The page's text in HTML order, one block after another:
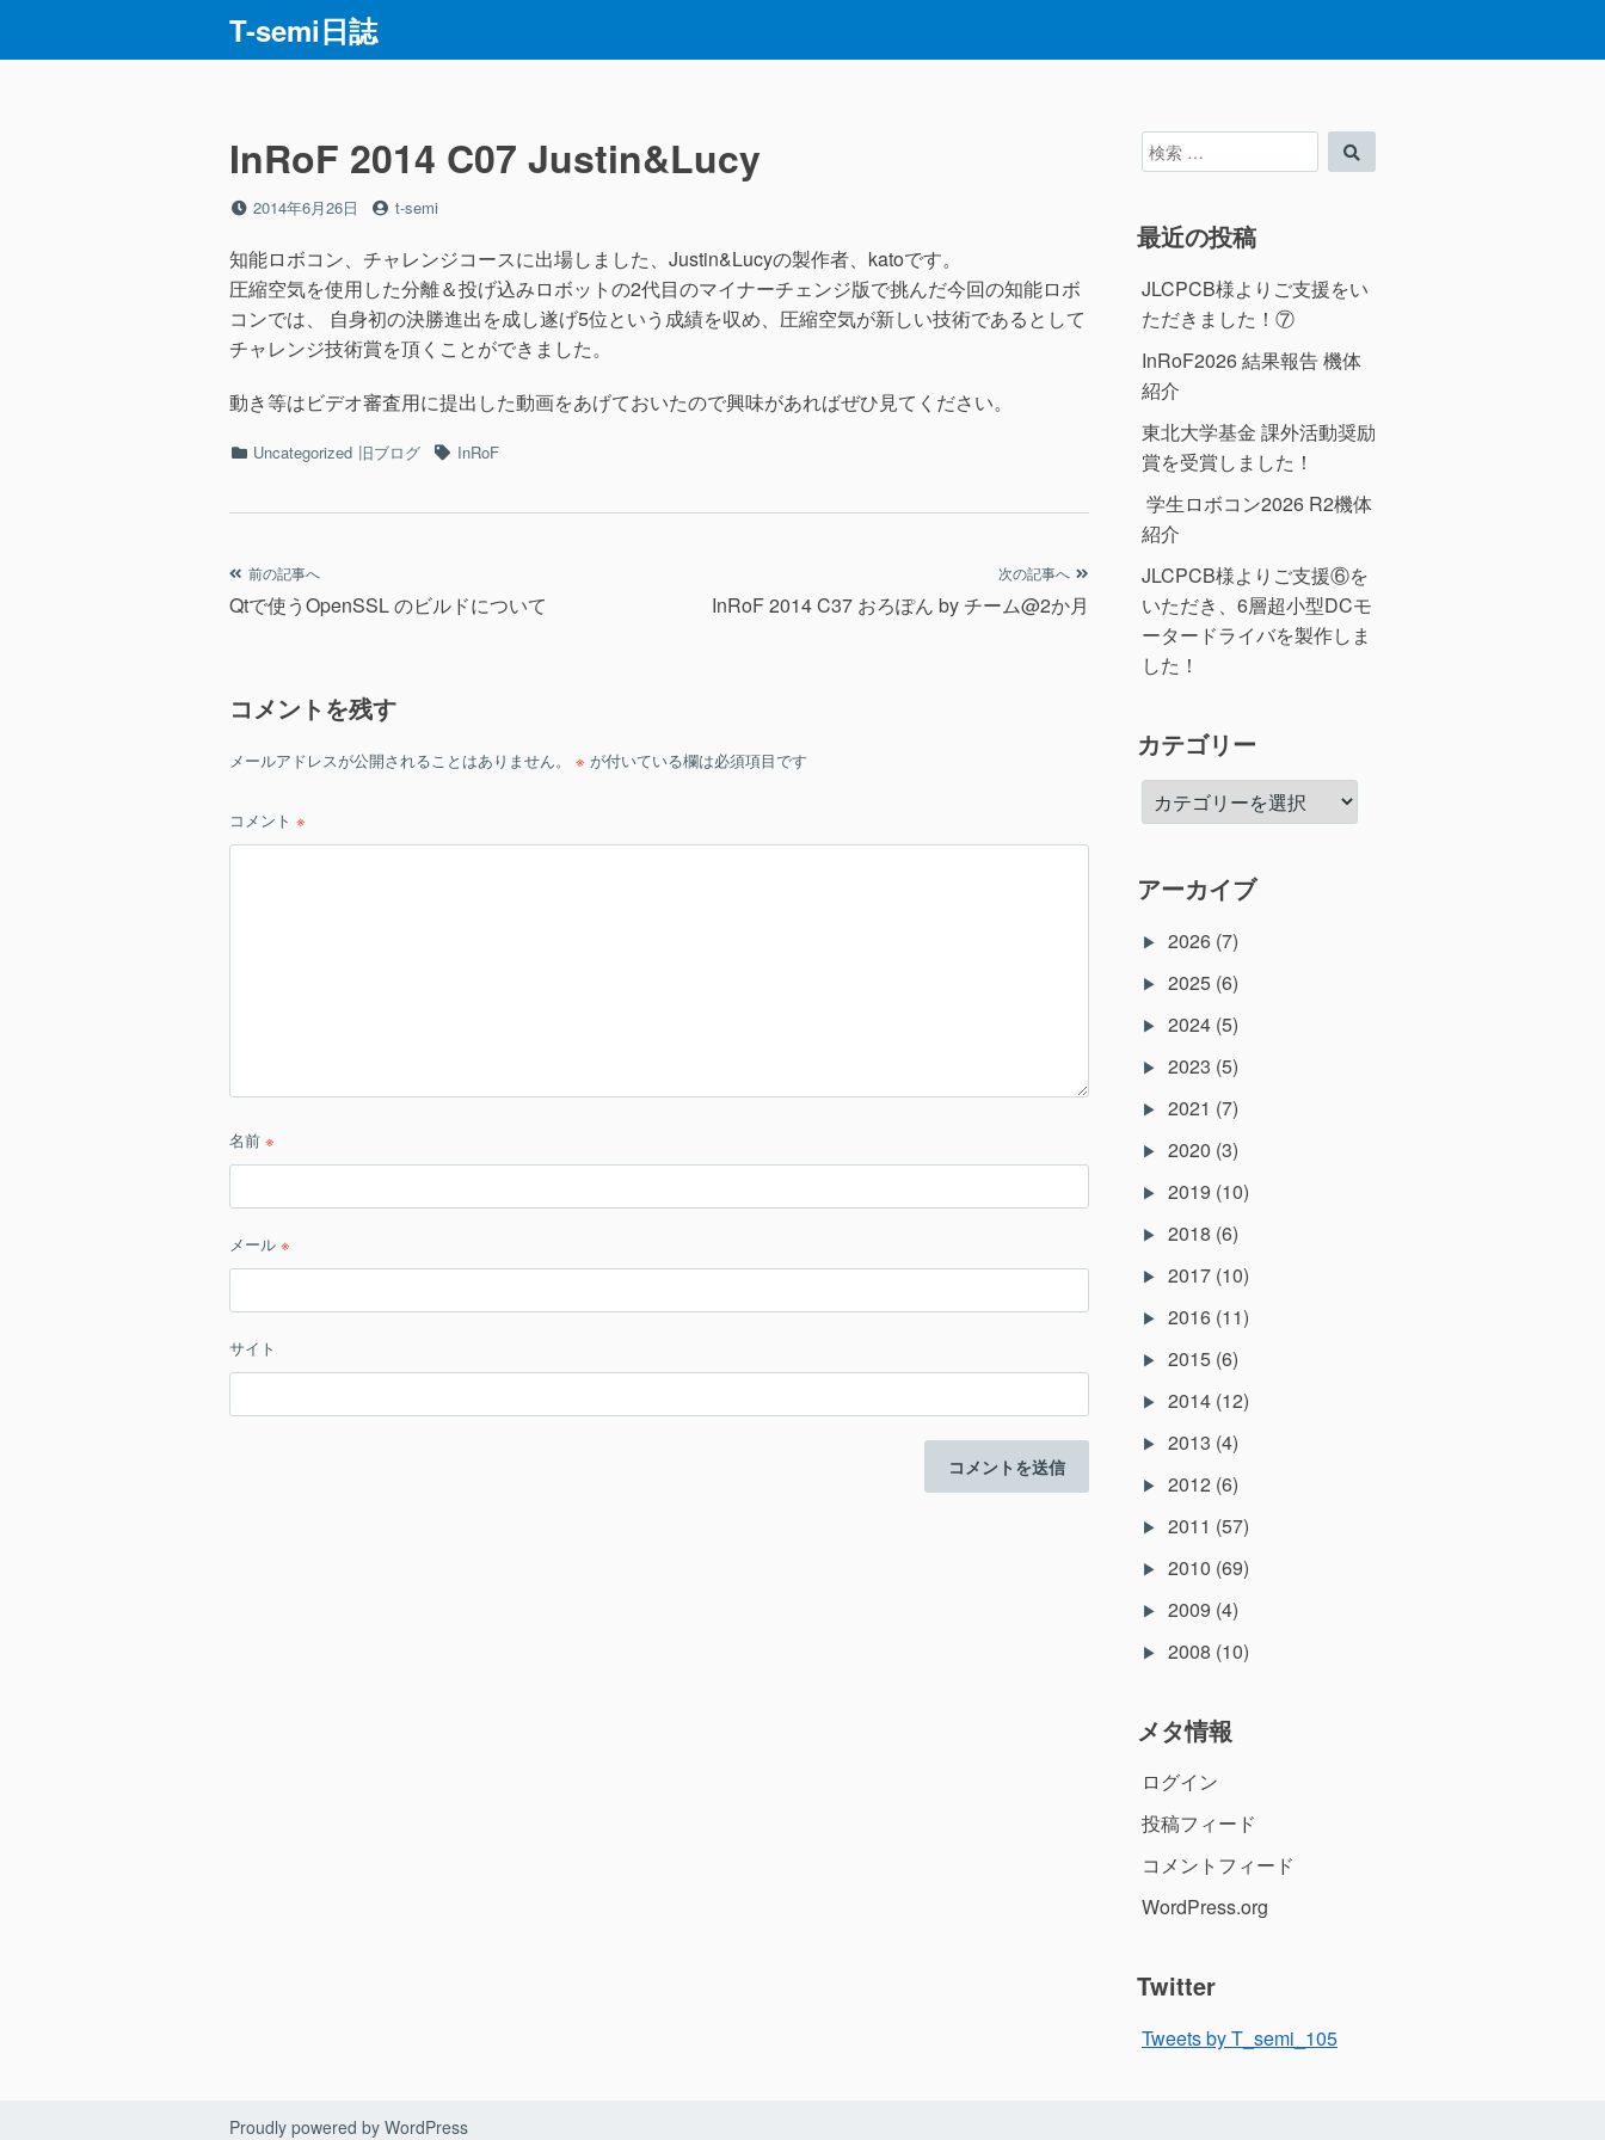
T-semi日誌
InRoF 2014 C07 Justin&Lucy
投
日
2014年6月26日
投
者
t-semi
知能ロボコン、チャレンジコースに出場しました、Justin&Lucyの製作者、katoです。
圧縮空気を使用した分離＆投げ込みロボットの2代目のマイナーチェンジ版で挑んだ今回の知能ロボ
コンでは、 自身初の決勝進出を成し遂げ5位という成績を収め、圧縮空気が新しい技術であるとして
チャレンジ技術賞を頂くことができました。
動き等はビデオ審査用に提出した動画をあげておいたので興味があればぜひ見てください。
カ Uncategorized 旧ブログ
タ InRoF
投
稿
ビ
ゲ
ー
シ
前の記事へ
Qtで使うOpenSSL のビルドについて
次の記事へ
InRoF 2014 C37 おろぽん by チーム@2か月
コメントを残す
メールアドレスが公開されることはありません。 ※ が付いている欄は必須項目です
コメント ※
名前 ※
メール ※
サイト
検
索
索
最近の投稿
JLCPCB様よりご支援をい
ただきました！⑦
InRoF2026 結果報告 機体
紹介
東北大学基金 課外活動奨励
賞を受賞しました！
学生ロボコン2026 R2機体
紹介
JLCPCB様よりご支援⑥を
いただき、6層超小型DCモ
ータードライバを製作しま
した！
カテゴリー
テ
ー
アーカイブ
2026 (7)
2025 (6)
2024 (5)
2023 (5)
2021 (7)
2020 (3)
2019 (10)
2018 (6)
2017 (10)
2016 (11)
2015 (6)
2014 (12)
2013 (4)
2012 (6)
2011 (57)
2010 (69)
2009 (4)
2008 (10)
メタ情報
ログイン
投稿フィード
コメントフィード
WordPress.org
Twitter
Tweets by T_semi_105
Proudly powered by WordPress